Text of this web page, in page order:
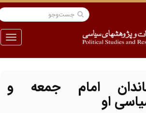
منو
امام جمعه و
او